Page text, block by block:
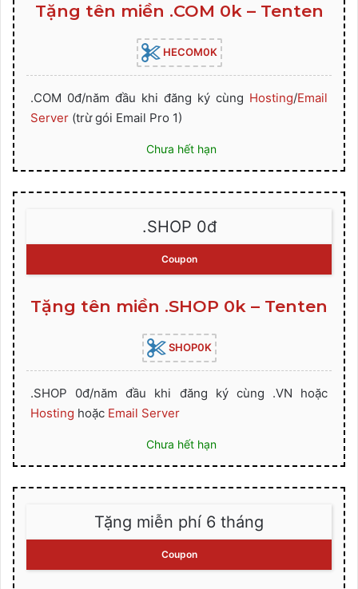
Tặng tên miền .COM 0k – Tenten
HECOM0K
.COM 0đ/năm đầu khi đăng ký cùng Hosting/Email
Server (trừ gói Email Pro 1)
Chưa hết hạn
.SHOP 0đ
Coupon
Tặng tên miền .SHOP 0k – Tenten
SHOP0K
.SHOP 0đ/năm đầu khi đăng ký cùng .VN hoặc
Hosting hoặc Email Server
Chưa hết hạn
Tặng miễn phí 6 tháng
Coupon